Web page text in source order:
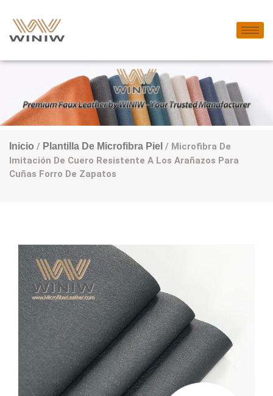
Inicio / Plantilla De Microfibra Piel / Microfibra De
Imitación De Cuero Resistente A Los Arañazos Para
Cuñas Forro De Zapatos